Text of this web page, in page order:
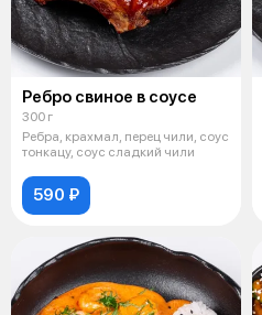
Ребро свиное в соусе
300 г
Ребра, крахмал, перец чили, соус
тонкацу, соус сладкий чили
590 ₽